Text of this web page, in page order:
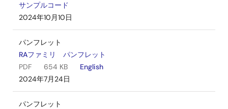
サンプルコード
2024年10月10日
パンフレット
RAファミリ パンフレット
PDF
654 KB
English
2024年7月24日
パンフレット